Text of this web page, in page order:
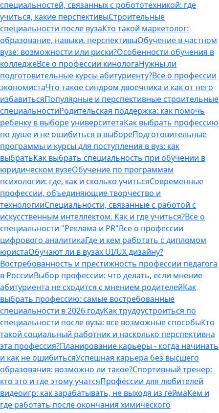
специальностей, связанных с робототехникой: где
учиться, какие перспективыСтроительные
специальности после вузаКто такой маркетолог:
образование, навыки, перспективыОбучение в частном
вузе: возможности или риски?Особенности обучения в
колледжеВсе о профессии кинологаНужны ли
подготовительные курсы абитуриенту?Все о профессии
экономистаЧто такое синдром двоечника и как от него
избавитьсяПопулярные и перспективные строительные
специальностиРодительская поддержка: как помочь
ребенку в выборе университетаКак выбрать профессию
по душе и не ошибиться в выбореПодготовительные
программы и курсы для поступления в вуз: как
выбратьКак выбрать специальность при обучении в
юридическом вузеОбучение по программам
психологии: где, как и сколько учитьсяСовременные
профессии, объединяющие творчество и
технологииСпециальности, связанные с работой с
искусственным интеллектом. Как и где учиться?Всё о
специальности "Реклама и PR"Все о профессии
цифрового аналитикаГде и кем работать с дипломом
юристаОбучают ли в вузах UI/UX дизайну?
Востребованность и престижность профессии педагога
в РоссииВыбор профессии: что делать, если мнение
абитуриента не сходится с мнением родителейКак
выбрать профессию: самые востребованные
специальности в 2026 годуКак трудоустроиться по
специальности после вуза: все возможные способыКто
такой социальный работник и насколько перспективна
эта профессия?Планирование карьеры - когда начинать
и как не ошибитьсяУспешная карьера без высшего
образования: возможно ли такое?Спортивный тренер:
кто это и где этому учатсяПрофессии для любителей
видеоигр: как зарабатывать, не выходя из геймаКем и
где работать после окончания химического